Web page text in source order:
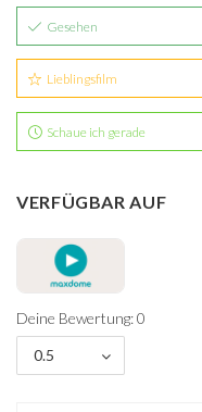
Gesehen
Lieblingsfilm
Schaue ich gerade
VERFÜGBAR AUF
Deine Bewertung: 0
0.5